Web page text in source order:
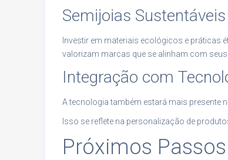
Semijoias Sustentáveis
Investir em materiais ecológicos e práticas
valorizam marcas que se alinham com
Integração com
A tecnologia também estará mais presente
Isso se reflete na personalização de
Próximos